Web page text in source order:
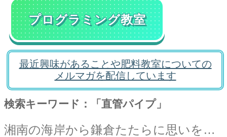
プログラミング教室
最近興味があることや肥料教室についての
メルマガを配信しています
検索キーワード：「直管パイプ」
湘南の海岸から鎌倉たたらに思いを馳せる